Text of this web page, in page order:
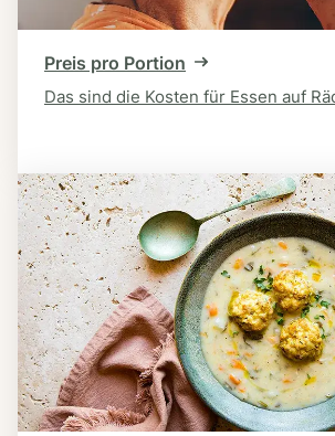
Preis pro Portion
Das sind die Kosten für Essen auf